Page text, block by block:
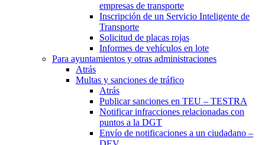
empresas de transporte
Inscripción de un Servicio Inteligente de
Transporte
Solicitud de placas rojas
Informes de vehículos en lote
Para ayuntamientos y otras administraciones
Atrás
Multas y sanciones de tráfico
Atrás
Publicar sanciones en TEU – TESTRA
Notificar infracciones relacionadas con
puntos a la DGT
Envío de notificaciones a un ciudadano –